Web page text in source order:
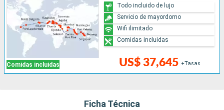
Comidas incluidas US$ 37,645 +Tasas
Todo incluido de lujo
Servicio de mayordomo
Wifi ilimitado
Comidas incluidas
Ficha Técnica